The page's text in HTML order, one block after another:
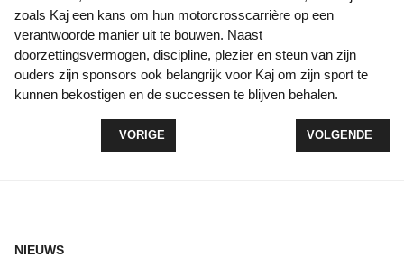
zoals Kaj een kans om hun motorcrosscarrière op een
verantwoorde manier uit te bouwen. Naast
doorzettingsvermogen, discipline, plezier en steun van zijn
ouders zijn sponsors ook belangrijk voor Kaj om zijn sport te
kunnen bekostigen en de successen te blijven behalen.
VORIG ARTIKEL: 5 KM BAANWEDSTRIJD IN
VORIGE VOLGENDE
VOLGENDE
NIEUWS